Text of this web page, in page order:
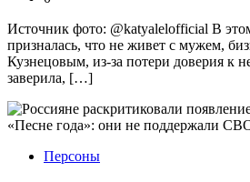
Источник фото: @katyalelofficial В
призналась, что не живет с мужем,
Кузнецовым, из-за потери доверия к
заверила, […]
Персоны